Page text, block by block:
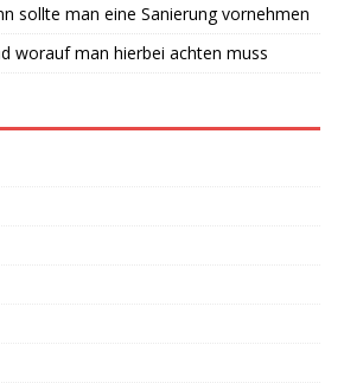
sollte man eine Sanierung vornehmen
worauf man hierbei achten muss